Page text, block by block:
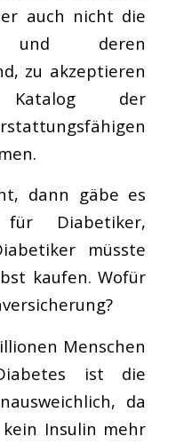
auch nicht die
und deren
zu akzeptieren
der
dann gäbe es
Diabetiker,
müsste
kaufen. Wofür
Menschen
ist die
da
kein Insulin mehr